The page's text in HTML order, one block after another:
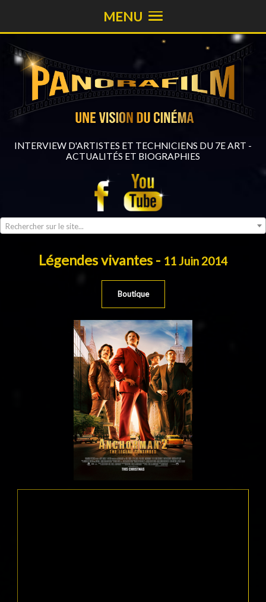
INTERVIEW D'ARTISTES ET TECHNICIENS DU 7E ART -
ACTUALITÉS ET BIOGRAPHIES
Rechercher sur le site...
MENU
Légendes vivantes - 11 Juin 2014
Boutique